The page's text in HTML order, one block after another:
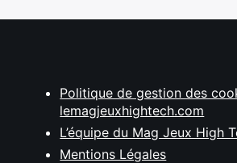
Politique de gestion des
lemagjeuxhightech.com
L’équipe du Mag Jeux High
Mentions Légales